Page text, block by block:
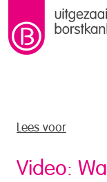
naar de
Lees voor
Video: